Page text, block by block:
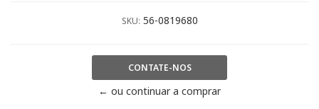
SKU: 56-0819680
CONTATE-NOS
← ou continuar a comprar